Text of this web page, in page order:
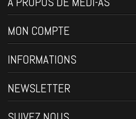
MON COMPTE
INFORMATIONS
NEWSLETTER